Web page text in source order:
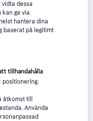
dessa
ge via
hantera dina
baserat på legitimt
tillhandahålla
positionering.
till
Använda